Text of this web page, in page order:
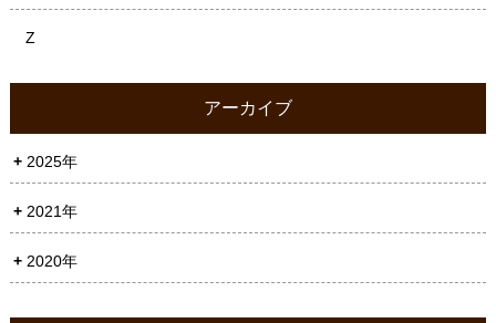
Z
アーカイブ
2025年
2021年
2020年